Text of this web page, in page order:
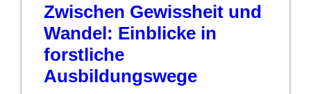
Zwischen Gewissheit und
Wandel: Einblicke in
forstliche
Ausbildungswege